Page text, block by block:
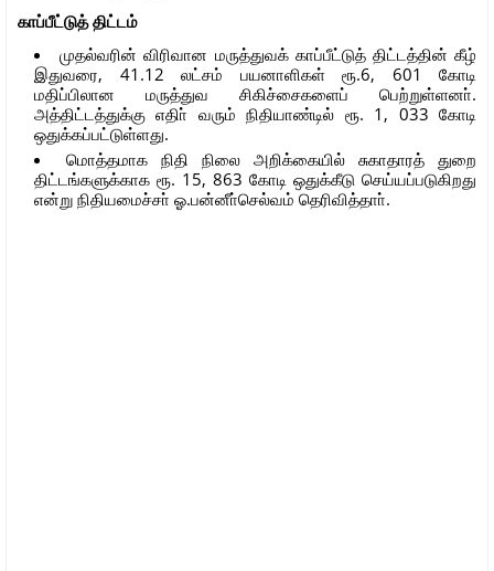
காப்பீட்டுத் திட்டம்
முதல்வரின் விரிவான மருத்துவக் காப்பீட்டுத் திட்டத்தின் கீழ்
இதுவரை, 41.12 லட்சம் பயனாளிகள் ரூ.6, 601 கோடி
மதிப்பிலான மருத்துவ சிகிச்சைகளைப் பெற்றுள்ளனா்.
அத்திட்டத்துக்கு எதிா் வரும் நிதியாண்டில் ரூ. 1, 033 கோடி
ஒதுக்கப்பட்டுள்ளது.
மொத்தமாக நிதி நிலை அறிக்கையில் சுகாதாரத் துறை
திட்டங்களுக்காக ரூ. 15, 863 கோடி ஒதுக்கீடு செய்யப்படுகிறது
என்று நிதியமைச்சா் ஓ.பன்னீா்செல்வம் தெரிவித்தாா்.